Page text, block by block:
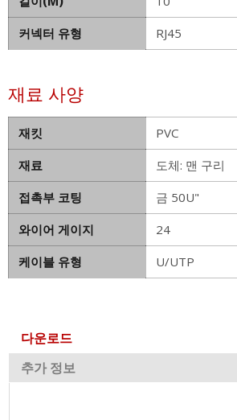
커넥터 유형
RJ45
재료 사양
재킷
PVC
재료
도체: 맨 구리
접촉부 코팅
금 50U"
와이어 게이지
24
케이블 유형
U/UTP
다운로드
추가 정보